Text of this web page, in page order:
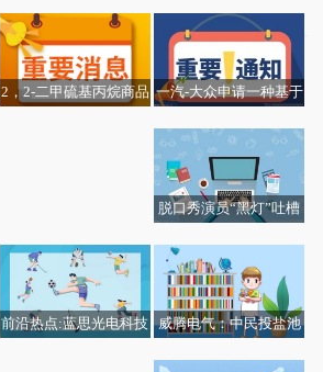
2，2-二甲硫基丙烷商品 一汽-大众申请一种基于
法及存储介质专利，车
机端响应于用户的上车
状态，调节车机端空调
态
脱口秀演员“黑灯”吐槽
区别！专家：无障碍设
施更应重视实际使用场
景和使用者真实需求
前沿热点:蓝思光电科技
威腾电气：中民投盐池